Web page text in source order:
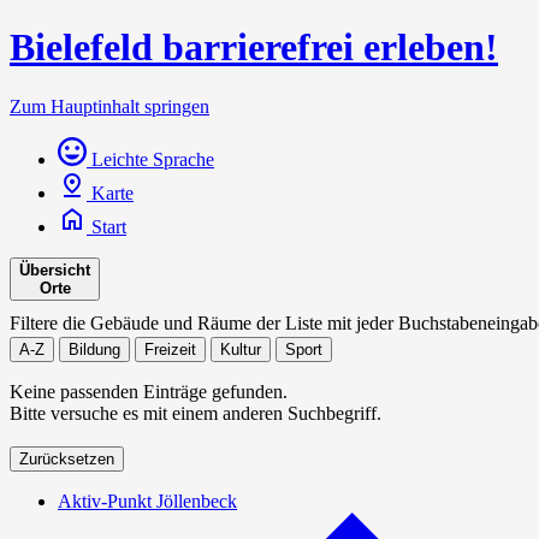
Bielefeld barrierefrei erleben!
Zum Hauptinhalt springen
Leichte Sprache
Karte
Start
Übersicht
Orte
Filtere die Gebäude und Räume der Liste mit jeder
A-Z Bildung Freizeit Kultur Sport
Keine passenden Einträge gefunden.
Bitte versuche es mit einem anderen Suchbegriff.
Zurücksetzen
Aktiv-Punkt Jöllenbeck